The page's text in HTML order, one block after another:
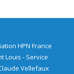
HPN France
Louis - Service
Vellefaux